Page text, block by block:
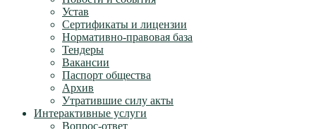
Устав
Сертификаты и лицензии
Нормативно-правовая база
Тендеры
Вакансии
Паспорт общества
Архив
Утратившие силу акты
Интерактивные услуги
Вопрос-ответ